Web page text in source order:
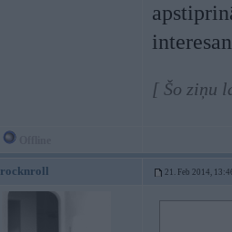
[ Šo ziņu
rocknroll 21. Feb 2014,